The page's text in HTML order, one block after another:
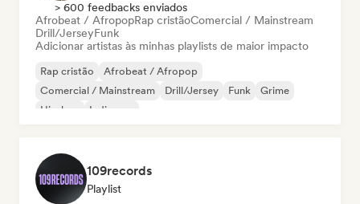
> 600 feedbacks enviados
Afrobeat / AfropopRap cristãoComercial / Mainstream
Drill/JerseyFunk
Adicionar artistas às minhas playlists de maior impacto
Rap cristão
Afrobeat / Afropop
Comercial / Mainstream
Drill/Jersey Funk
Grime
Hip-hop
Indie pop
109records
Playlist